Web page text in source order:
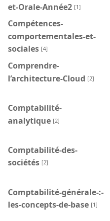
et-Orale-Année2 [1]
Compétences-
comportementales-et-
sociales [4]
Comprendre-
l’architecture-Cloud [2]
Comptabilité-
analytique [2]
Comptabilité-des-
sociétés [2]
Comptabilité-générale-:-
les-concepts-de-base [1]